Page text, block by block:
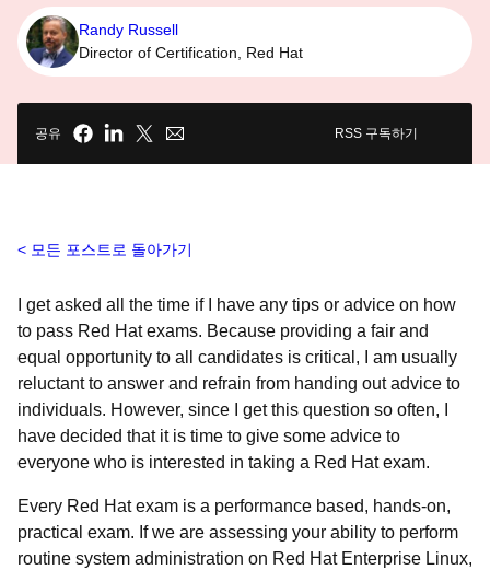
Randy Russell
Director of Certification, Red Hat
공유 RSS 구독하기
모든 포스트로 돌아가기
I get asked all the time if I have any tips or advice on how
to pass Red Hat exams. Because providing a fair and
equal opportunity to all candidates is critical, I am usually
reluctant to answer and refrain from handing out advice to
individuals. However, since I get this question so often, I
have decided that it is time to give some advice to
everyone who is interested in taking a Red Hat exam.
Every Red Hat exam is a performance based, hands-on,
practical exam. If we are assessing your ability to perform
routine system administration on Red Hat Enterprise Linux,